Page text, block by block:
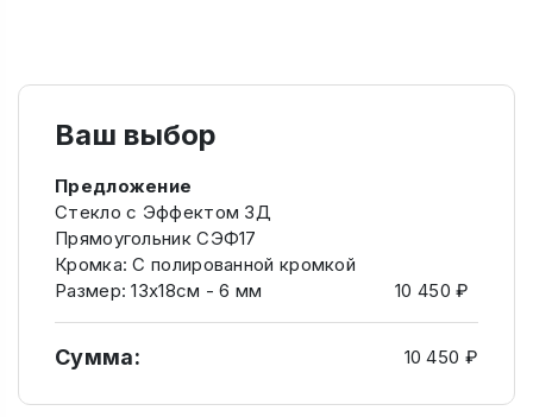
Ваш выбор
Предложение
Стекло с Эффектом 3Д
Прямоугольник СЭФ17
Кромка: C полированной кромкой
Размер: 13х18см - 6 мм
10 450 ₽
Сумма: 10 450 ₽